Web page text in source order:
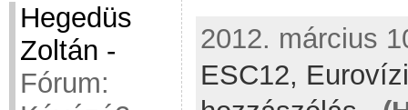
Hegedüs
Zoltán -
Fórum:
2012. március
ESC12,